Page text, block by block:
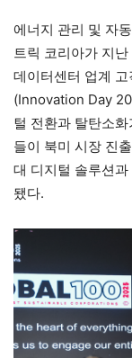
에너지 관리 및 자
트릭 코리아가 지난
데이터센터 업계 고
(Innovation Day
털 전환과 탈탄소
들이 북미 시장 진
대 디지털 솔루션
됐다.